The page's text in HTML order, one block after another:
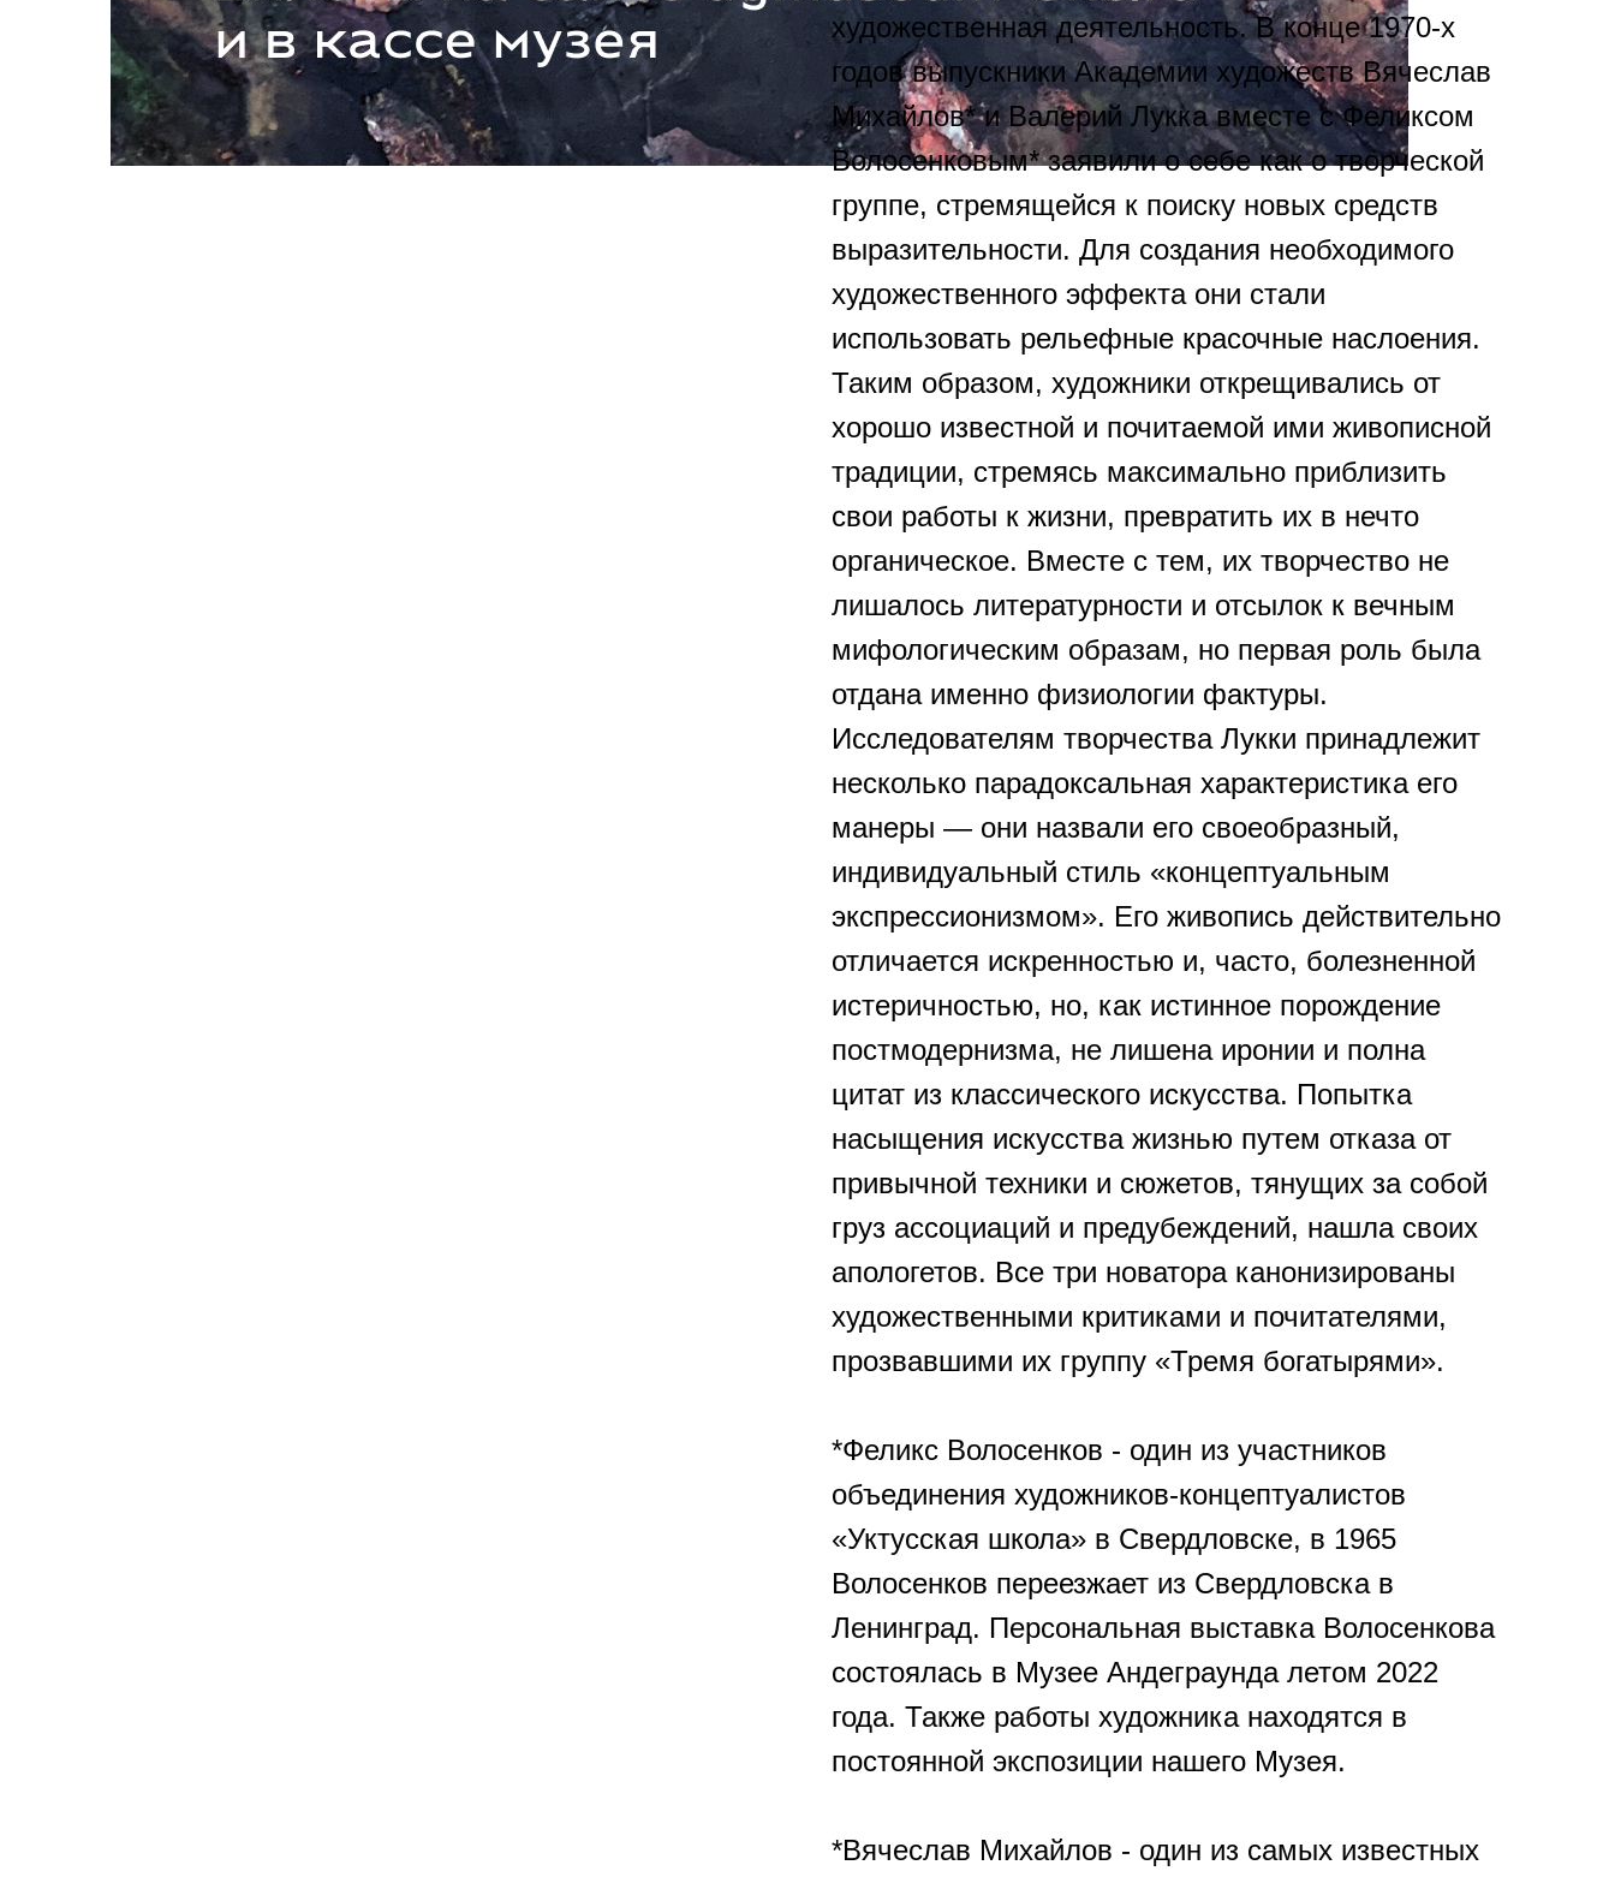
художественная деятельность. В конце 1970-х
годов выпускники Академии художеств Вячеслав
Михайлов* и Валерий Лукка вместе с Феликсом
Волосенковым* заявили о себе как о творческой
группе, стремящейся к поиску новых средств
выразительности. Для создания необходимого
художественного эффекта они стали
использовать рельефные красочные наслоения.
Таким образом, художники открещивались от
хорошо известной и почитаемой ими живописной
традиции, стремясь максимально приблизить
свои работы к жизни, превратить их в нечто
органическое. Вместе с тем, их творчество не
лишалось литературности и отсылок к вечным
мифологическим образам, но первая роль была
отдана именно физиологии фактуры.
Исследователям творчества Лукки принадлежит
несколько парадоксальная характеристика его
манеры — они назвали его своеобразный,
индивидуальный стиль «концептуальным
экспрессионизмом». Его живопись действительно
отличается искренностью и, часто, болезненной
истеричностью, но, как истинное порождение
постмодернизма, не лишена иронии и полна
цитат из классического искусства. Попытка
насыщения искусства жизнью путем отказа от
привычной техники и сюжетов, тянущих за собой
груз ассоциаций и предубеждений, нашла своих
апологетов. Все три новатора канонизированы
художественными критиками и почитателями,
прозвавшими их группу «Тремя богатырями».
*Феликс Волосенков - один из участников
объединения художников-концептуалистов
«Уктусская школа» в Свердловске, в 1965
Волосенков переезжает из Свердловска в
Ленинград. Персональная выставка Волосенкова
состоялась в Музее Андеграунда летом 2022
года. Также работы художника находятся в
постоянной экспозиции нашего Музея.
*Вячеслав Михайлов - один из самых известных